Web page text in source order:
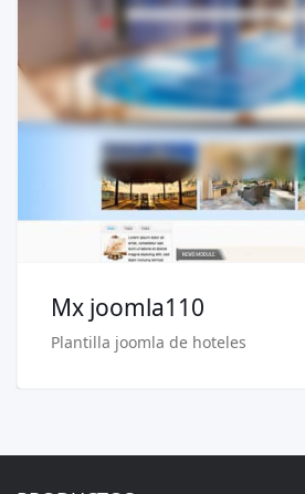
Leer más…
Ver Demo
Comprar
Mx joomla110
Plantilla joomla de hoteles